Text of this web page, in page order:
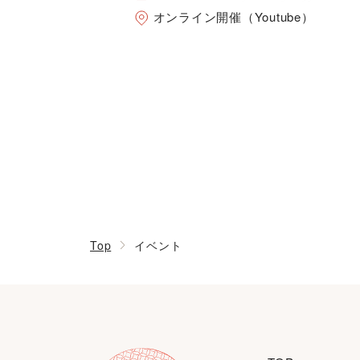
オンライン開催（Youtube）
Top イベント